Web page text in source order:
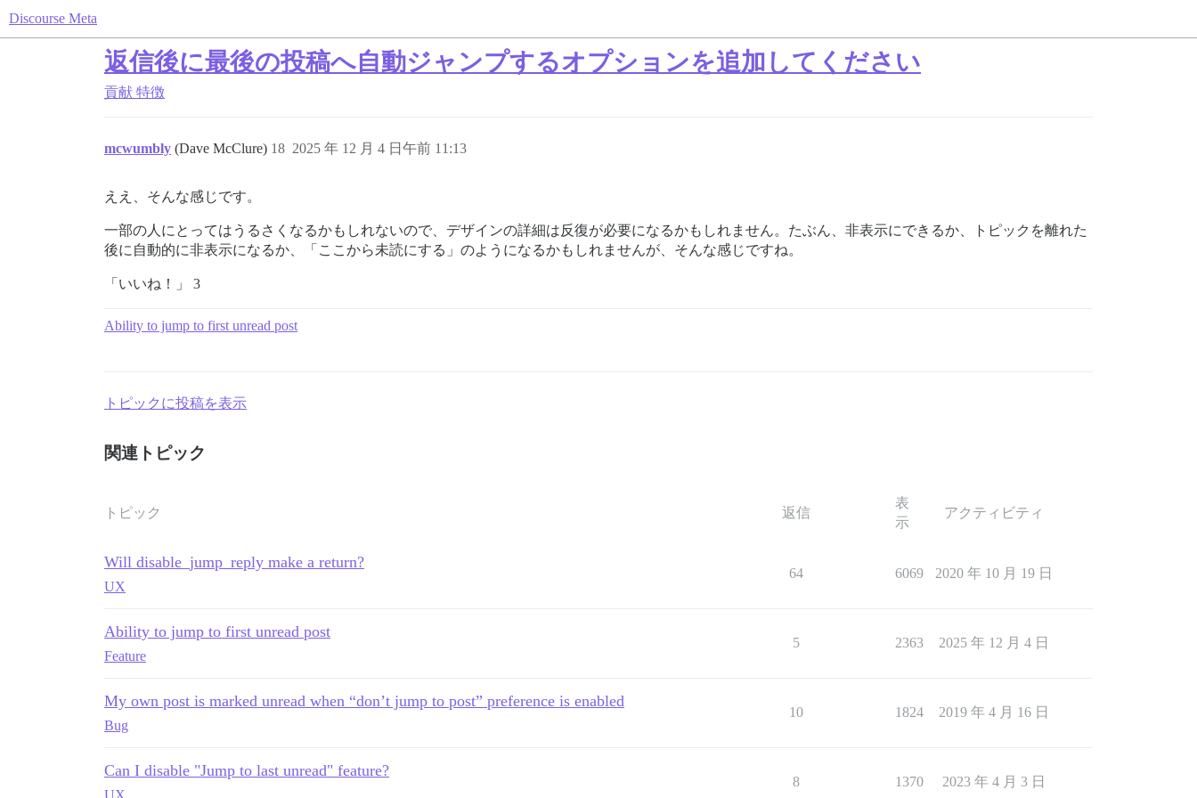
Discourse Meta
返信後に最後の投稿へ自動ジャンプするオプションを追加してください
貢献 特徴
mcwumbly (Dave McClure) 2025 年 12 月 4 日午前 11:13
18
ええ、そんな感じです。
一部の人にとってはうるさくなるかもしれないので、デザインの詳細は反復が必要になるかもしれません。たぶん、非表示にできるか、トピックを離れた
後に自動的に非表示になるか、「ここから未読にする」のようになるかもしれませんが、そんな感じですね。
「いいね！」 3
Ability to jump to first unread post
トピックに投稿を表示
関連トピック
トピック 返信
表
示
アクティビティ
Will disable_jump_reply make a return?
UX
64 6069 2020 年 10 月 19 日
Ability to jump to first unread post
Feature
5 2363 2025 年 12 月 4 日
My own post is marked unread when “don’t jump to post” preference is enabled
Bug
10 1824 2019 年 4 月 16 日
Can I disable "Jump to last unread" feature?
UX
8 1370 2023 年 4 月 3 日